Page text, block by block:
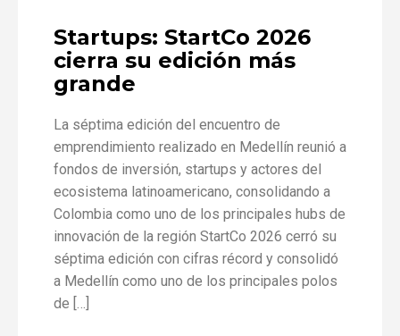
Startups: StartCo 2026
cierra su edición más
grande
La séptima edición del encuentro de
emprendimiento realizado en Medellín reunió a
fondos de inversión, startups y actores del
ecosistema latinoamericano, consolidando a
Colombia como uno de los principales hubs de
innovación de la región StartCo 2026 cerró su
séptima edición con cifras récord y consolidó
a Medellín como uno de los principales polos
de […]